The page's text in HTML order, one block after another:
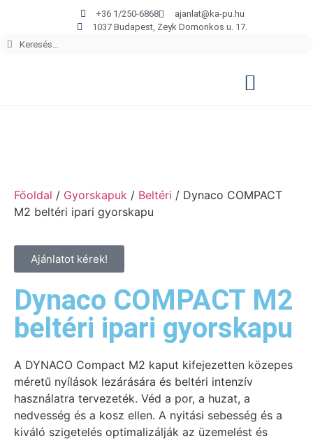
+36 1/250-6868
ajanlat@ka-pu.hu
1037 Budapest, Zeyk Domonkos u. 17.
Főoldal / Gyorskapuk / Beltéri / Dynaco COMPACT
M2 beltéri ipari gyorskapu
Ajánlatot kérek!
Dynaco COMPACT M2
beltéri ipari gyorskapu
A DYNACO Compact M2 kaput kifejezetten közepes
méretű nyílások lezárására és beltéri intenzív
használatra tervezeték. Véd a por, a huzat, a
nedvesség és a kosz ellen. A nyitási sebesség és a
kiváló szigetelés optimalizálják az üzemelést és